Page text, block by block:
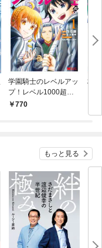
学園騎士のレベルアッ
プ！レベル1000超え
の転生者、落ちこぼれ
770
村
もっと見る